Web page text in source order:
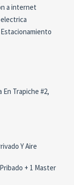
a internet
Trapiche #2,
Y Aire
+ 1 Master